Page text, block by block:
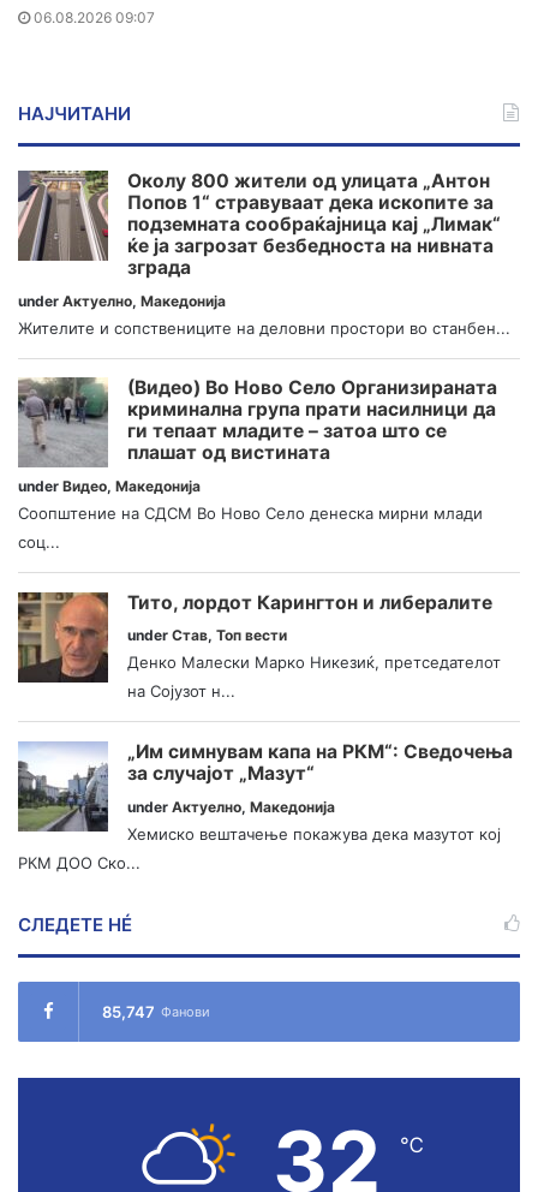
06.08.2026 09:07
НАЈЧИТАНИ
Околу 800 жители од улицата „Антон
Попов 1“ стравуваат дека ископите за
подземната сообраќајница кај „Лимак“
ќе ја загрозат безбедноста на нивната
зграда
under Актуелно, Македонија
Жителите и сопствениците на деловни простори во станбен...
(Видео) Во Ново Село Организираната
криминална група прати насилници да
ги тепаат младите – затоа што се
плашат од вистината
under Видео, Македонија
Соопштение на СДСМ Во Ново Село денеска мирни млади
соц...
Тито, лордот Карингтон и либералите
under Став, Топ вести
Денко Малески Марко Никезиќ, претседателот
на Сојузот н...
„Им симнувам капа на РКМ“: Сведочења
за случајот „Мазут“
under Актуелно, Македонија
Хемиско вештачење покажува дека мазутот кој
РКМ ДОО Ско...
СЛЕДЕТЕ НÉ
85,747 Фанови
32 ℃